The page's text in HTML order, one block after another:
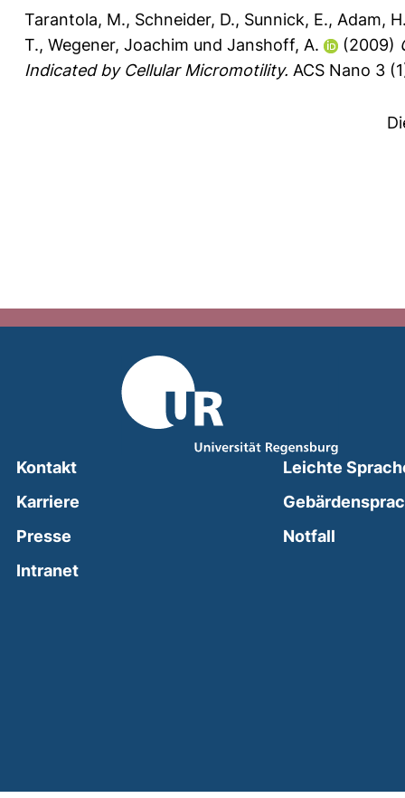
Tarantola, M., Schneider, D., Sunnick, E., Adam,
T., Wegener, Joachim und Janshoff, A. (2009)
Indicated by Cellular Micromotility. ACS Nano 3
Kontakt
Karriere
Presse
Intranet(external link, opens in a new window)
Leichte
Notfall